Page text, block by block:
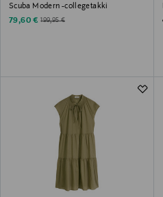
Scuba Modern -collegetakki
Discounted Price
79,60 € Original Price
199,95 €